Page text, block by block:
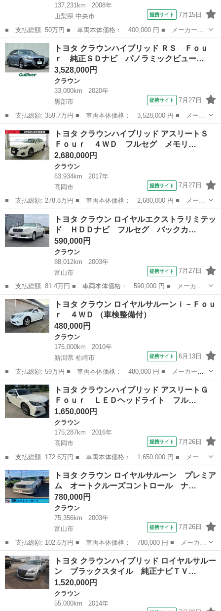
137,231km
2008年
山梨県 中央市
提携サイト 7月15日
■ 支払総額: 50万円 ■ 車両本体価格： 400,000 円 ■ メーカー
名： トヨタ ■ 車種名： クラウン ■ グレード名： ロイヤルサ
ルーン ＨＤＤナビ・フルセグ（Ｂｌｕｅｔｏｏｔｈ対応）・バック
カメラ ＨＩＤラ...
山梨 中央市 クラウン
トヨタ クラウンハイブリッド ＲＳ Ｆｏｕ
ｒ 純正ＳＤナビ パノラミックビュー…
3,528,000円
クラウン
33,000km
2020年
黒部市
提携サイト 7月27日
■ 支払総額: 359.7万円 ■ 車両本体価格： 3,528,000 円 ■ メーカ
ー名： トヨタ ■ 車種名： クラウンハイブリッド ■ グレード
名： ＲＳ Ｆｏｕｒ 純正ＳＤナビ パノラミックビューモニタ
ー ビルトイ...
富山 黒部市 クラウン
トヨタ クラウンハイブリッド アスリートＳ
Ｆｏｕｒ ４ＷＤ フルセグ メモリ…
2,680,000円
クラウン
63,934km
2017年
高岡市
提携サイト 7月27日
■ 支払総額: 278.8万円 ■ 車両本体価格： 2,680,000 円 ■ メーカ
ー名： トヨタ ■ 車種名： クラウンハイブリッド ■ グレード
名： アスリートＳ Ｆｏｕｒ ４ＷＤ フルセグ メモリーナビ
ＤＶＤ再生...
富山 高岡市 クラウン
トヨタ クラウン ロイヤルエクストラリミテッ
ド ＨＤＤナビ フルセグ バックカ…
590,000円
クラウン
88,012km
2003年
富山市
提携サイト 7月27日
■ 支払総額: 81.4万円 ■ 車両本体価格： 590,000 円 ■ メーカー
名： トヨタ ■ 車種名： クラウン ■ グレード名： ロイヤルエ
クストラリミテッド ＨＤＤナビ フルセグ バックカメラ ドライ
ブレコーダー...
富山 富山市 クラウン
トヨタ クラウン ロイヤルサルーンｉ－Ｆｏｕ
ｒ ４ＷＤ （車検整備付）
480,000円
クラウン
176,000km
2010年
新潟県 柏崎市
提携サイト 6月13日
■ 支払総額: 59万円 ■ 車両本体価格： 480,000 円 ■ メーカー
名： トヨタ ■ 車種名： クラウン ■ グレード名： ロイヤルサ
ルーンｉ－Ｆｏｕｒ ４ＷＤ ■ 排気量： 2500cc ■ ドア枚数：
4D ...
新潟 柏崎市 クラウン
トヨタ クラウンハイブリッド アスリートＧ
Ｆｏｕｒ ＬＥＤヘッドライト フル…
1,650,000円
クラウン
175,287km
2016年
高岡市
提携サイト 7月26日
■ 支払総額: 172.6万円 ■ 車両本体価格： 1,650,000 円 ■ メーカ
ー名： トヨタ ■ 車種名： クラウンハイブリッド ■ グレード
名： アスリートＧ Ｆｏｕｒ ＬＥＤヘッドライト フルセグＴ
Ｖ 黒革エア...
富山 高岡市 クラウン
トヨタ クラウン ロイヤルサルーン プレミア
ム オートクルーズコントロール ナ…
780,000円
クラウン
75,356km
2003年
富山市
提携サイト 7月26日
■ 支払総額: 102.6万円 ■ 車両本体価格： 780,000 円 ■ メーカー
名： トヨタ ■ 車種名： クラウン ■ グレード名： ロイヤルサ
ルーン プレミアム オートクルーズコントロール ナビ アルミホ
イール オ...
富山 富山市 クラウン
トヨタ クラウンハイブリッド ロイヤルサルー
ン ブラックスタイル 純正ナビＴＶ…
1,520,000円
クラウン
55,000km
2014年